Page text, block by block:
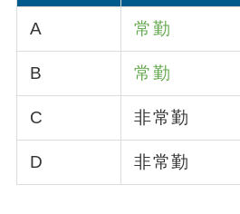
A 常勤
B 常勤
C 非常勤
D 非常勤